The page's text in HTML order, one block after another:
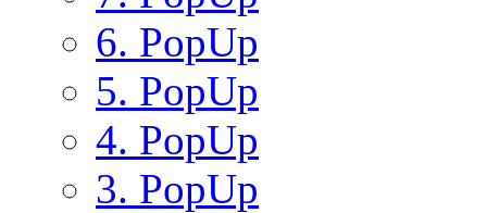
6. PopUp
5. PopUp
4. PopUp
3. PopUp